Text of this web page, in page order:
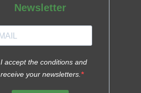
Newsletter
I accept the conditions and
receive your newsletters.